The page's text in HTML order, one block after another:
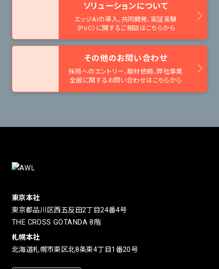
ソリューションについて
エッジAIの導入、共同開発、 実証実験
（PoC）に関するご相談はこちらから
その他のお問い合わせ
採用へのエントリー、取材依頼、弊社事業
全般に関するお問い合わせはこちらから
東京本社
東京都品川区西五反田2丁目24番4号
THE CROSS GOTANDA 8階
札幌本社
北海道札幌市東区北8条東4丁目1番20号